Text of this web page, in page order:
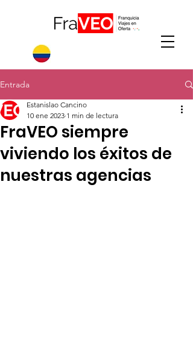
Entrada
FraVEO siempre
viviendo los éxitos de
nuestras agencias
Estanislao Cancino
10 ene 2023 1 min de lectura